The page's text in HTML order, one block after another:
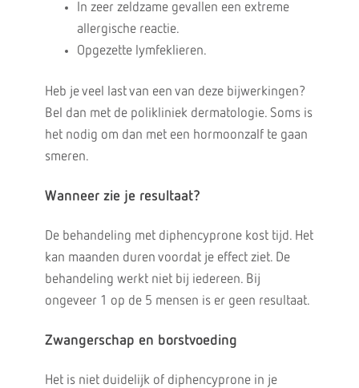
In zeer zeldzame gevallen een extreme
allergische reactie.
Opgezette lymfeklieren.
Heb je veel last van een van deze bijwerkingen?
Bel dan met de polikliniek dermatologie. Soms is
het nodig om dan met een hormoonzalf te gaan
smeren.
Wanneer zie je resultaat?
De behandeling met diphencyprone kost tijd. Het
kan maanden duren voordat je effect ziet. De
behandeling werkt niet bij iedereen. Bij
ongeveer 1 op de 5 mensen is er geen resultaat.
Zwangerschap en borstvoeding
Het is niet duidelijk of diphencyprone in je